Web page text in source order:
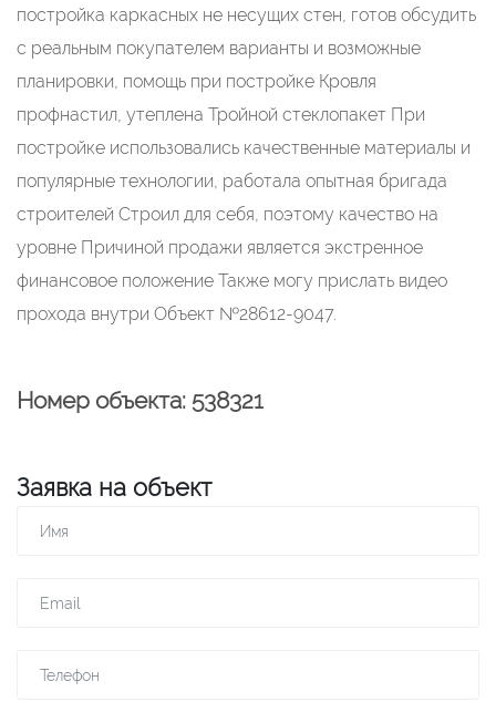
постройка каркасных не несущих стен, готов обсудить
с реальным покупателем варианты и возможные
планировки, помощь при постройке Кровля
профнастил, утеплена Тройной стеклопакет При
постройке использовались качественные материалы и
популярные технологии, работала опытная бригада
строителей Строил для себя, поэтому качество на
уровне Причиной продажи является экстренное
финансовое положение Также могу прислать видео
прохода внутри Объект №28612-9047.
Номер объекта: 538321
Заявка на объект